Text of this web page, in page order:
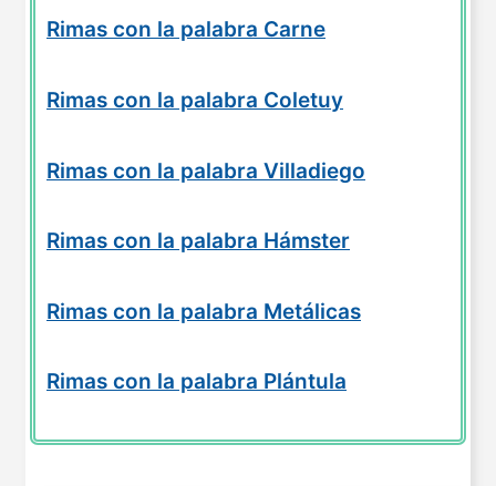
Rimas con la palabra Carne
Rimas con la palabra Coletuy
Rimas con la palabra Villadiego
Rimas con la palabra Hámster
Rimas con la palabra Metálicas
Rimas con la palabra Plántula